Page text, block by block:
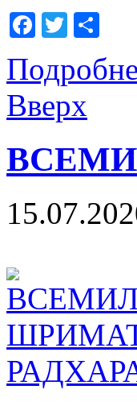
Facebook
Twitter
Вверх